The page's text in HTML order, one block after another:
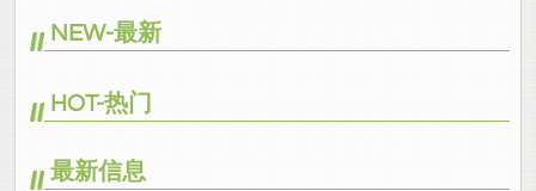
NEW-最新
HOT-热门
最新信息